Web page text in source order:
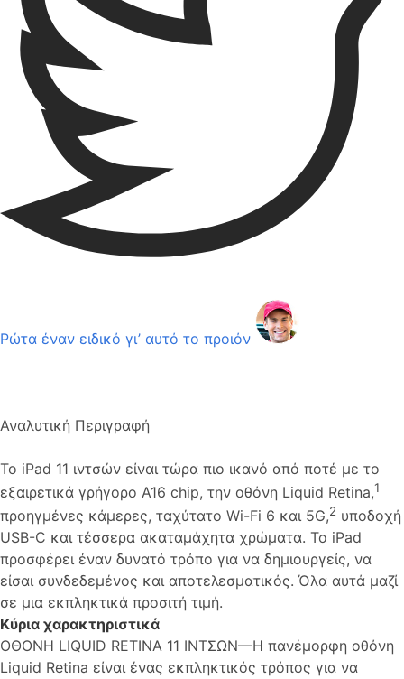
Ρώτα έναν ειδικό γι’ αυτό το προιόν
Αναλυτική Περιγραφή
Το iPad 11 ιντσών είναι τώρα πιο ικανό από ποτέ με το
εξαιρετικά γρήγορο A16 chip, την οθόνη Liquid Retina,1
προηγμένες κάμερες, ταχύτατο Wi-Fi 6 και 5G,2 υποδοχή
USB-C και τέσσερα ακαταμάχητα χρώματα. Το iPad
προσφέρει έναν δυνατό τρόπο για να δημιουργείς, να
είσαι συνδεδεμένος και αποτελεσματικός. Όλα αυτά μαζί
σε μια εκπληκτικά προσιτή τιμή.
Κύρια χαρακτηριστικά
ΟΘΟΝΗ LIQUID RETINA 11 ΙΝΤΣΩΝ—Η πανέμορφη οθόνη
Liquid Retina είναι ένας εκπληκτικός τρόπος για να